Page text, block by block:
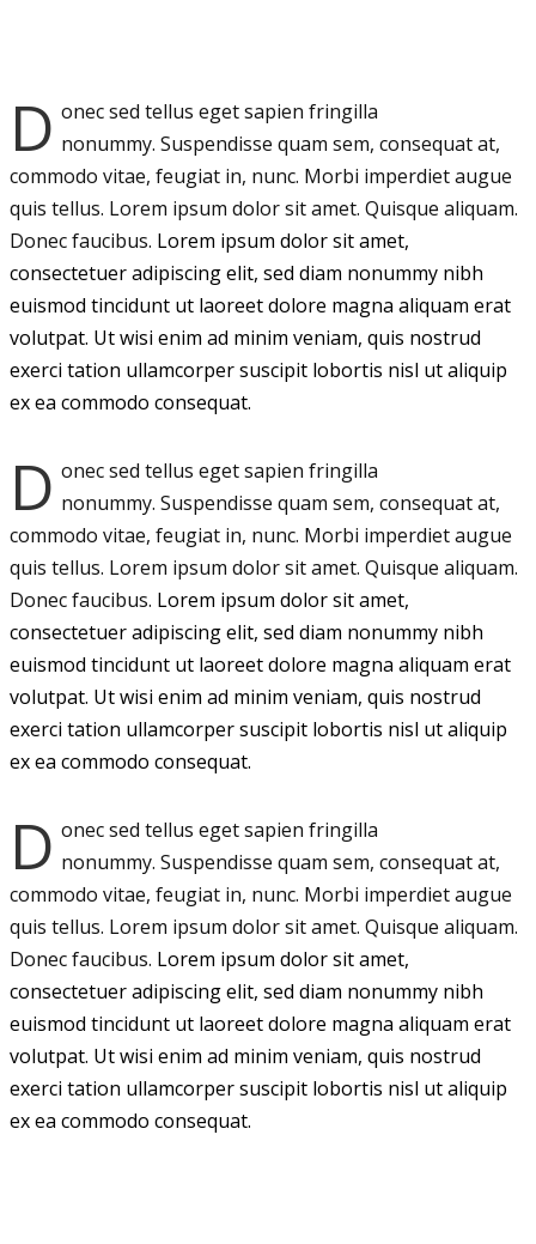
D onec sed tellus eget sapien fringilla
nonummy. Suspendisse quam sem, consequat at,
commodo vitae, feugiat in, nunc. Morbi imperdiet augue
quis tellus. Lorem ipsum dolor sit amet. Quisque aliquam.
Donec faucibus. Lorem ipsum dolor sit amet,
consectetuer adipiscing elit, sed diam nonummy nibh
euismod tincidunt ut laoreet dolore magna aliquam erat
volutpat. Ut wisi enim ad minim veniam, quis nostrud
exerci tation ullamcorper suscipit lobortis nisl ut aliquip
ex ea commodo consequat.
D onec sed tellus eget sapien fringilla
nonummy. Suspendisse quam sem, consequat at,
commodo vitae, feugiat in, nunc. Morbi imperdiet augue
quis tellus. Lorem ipsum dolor sit amet. Quisque aliquam.
Donec faucibus. Lorem ipsum dolor sit amet,
consectetuer adipiscing elit, sed diam nonummy nibh
euismod tincidunt ut laoreet dolore magna aliquam erat
volutpat. Ut wisi enim ad minim veniam, quis nostrud
exerci tation ullamcorper suscipit lobortis nisl ut aliquip
ex ea commodo consequat.
D onec sed tellus eget sapien fringilla
nonummy. Suspendisse quam sem, consequat at,
commodo vitae, feugiat in, nunc. Morbi imperdiet augue
quis tellus. Lorem ipsum dolor sit amet. Quisque aliquam.
Donec faucibus. Lorem ipsum dolor sit amet,
consectetuer adipiscing elit, sed diam nonummy nibh
euismod tincidunt ut laoreet dolore magna aliquam erat
volutpat. Ut wisi enim ad minim veniam, quis nostrud
exerci tation ullamcorper suscipit lobortis nisl ut aliquip
ex ea commodo consequat.